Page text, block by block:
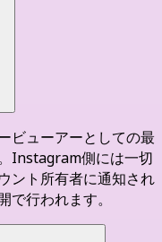
ビューアーとしての最
Instagram側には一切
ント所有者に通知され
行われます。